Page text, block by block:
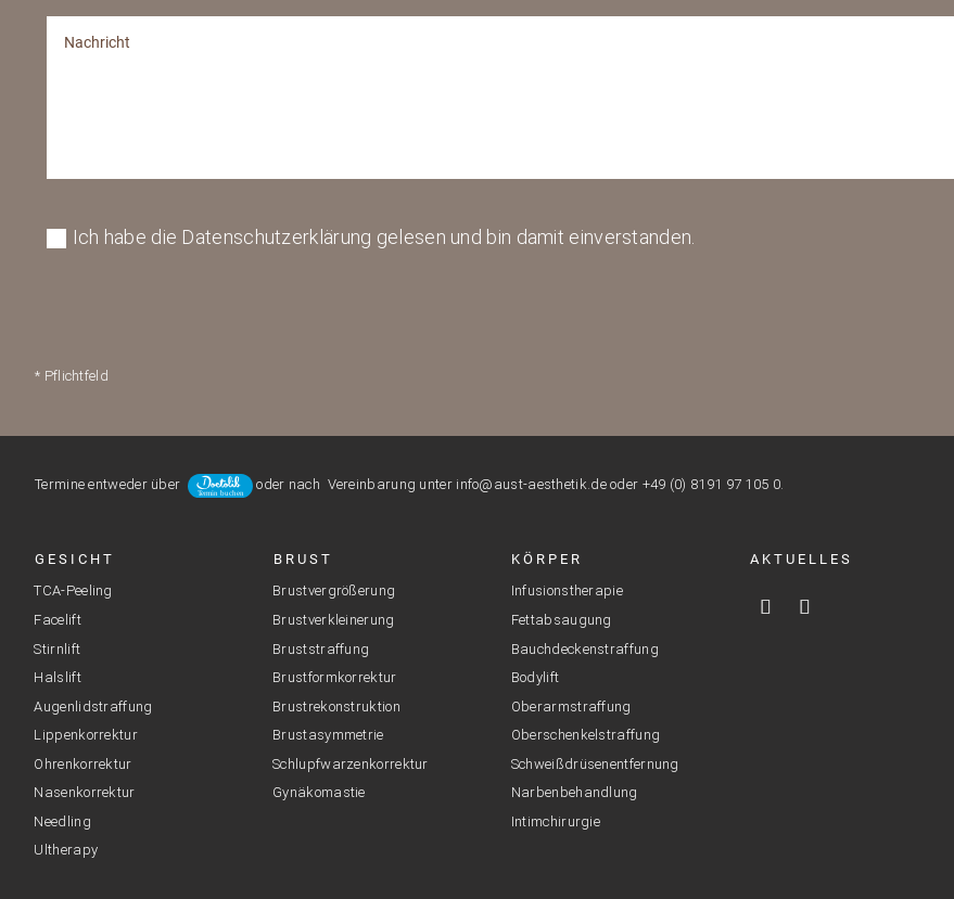
Ich habe die Datenschutzerklärung gelesen und bin damit einverstanden.
* Pflichtfeld
Termine entweder über oder nach Vereinbarung unter info@aust-aesthetik.de oder +49 (0) 8191 97 105 0.
GESICHT
TCA-Peeling
Facelift
Stirnlift
Halslift
Augenlidstraffung
Lippenkorrektur
Ohrenkorrektur
Nasenkorrektur
Needling
Ultherapy
BRUST
Brustvergrößerung
Brustverkleinerung
Bruststraffung
Brustformkorrektur
Brustrekonstruktion
Brustasymmetrie
Schlupfwarzenkorrektur
Gynäkomastie
KÖRPER
Infusionstherapie
Fettabsaugung
Bauchdeckenstraffung
Bodylift
Oberarmstraffung
Oberschenkelstraffung
Schweißdrüsenentfernung
Narbenbehandlung
Intimchirurgie
AKTUELLES